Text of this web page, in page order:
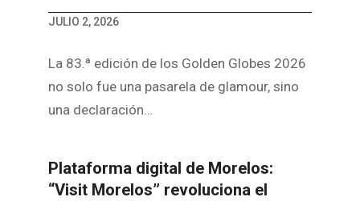
JULIO 2, 2026
La 83.ª edición de los Golden Globes 2026
no solo fue una pasarela de glamour, sino
una declaración…
Plataforma digital de Morelos:
“Visit Morelos” revoluciona el